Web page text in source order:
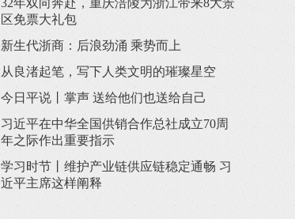
32年双向奔赴，重庆涪陵为浙江带来8大景
区免票大礼包
新生代浙商：后浪劲涌 乘势而上
从良渚起笔，写下人类文明的璀璨星空
今日平说丨掌声 送给他们也送给自己
习近平在中华全国供销合作总社成立70周
年之际作出重要指示
学习时节丨维护产业链供应链稳定通畅 习
近平主席这样阐释